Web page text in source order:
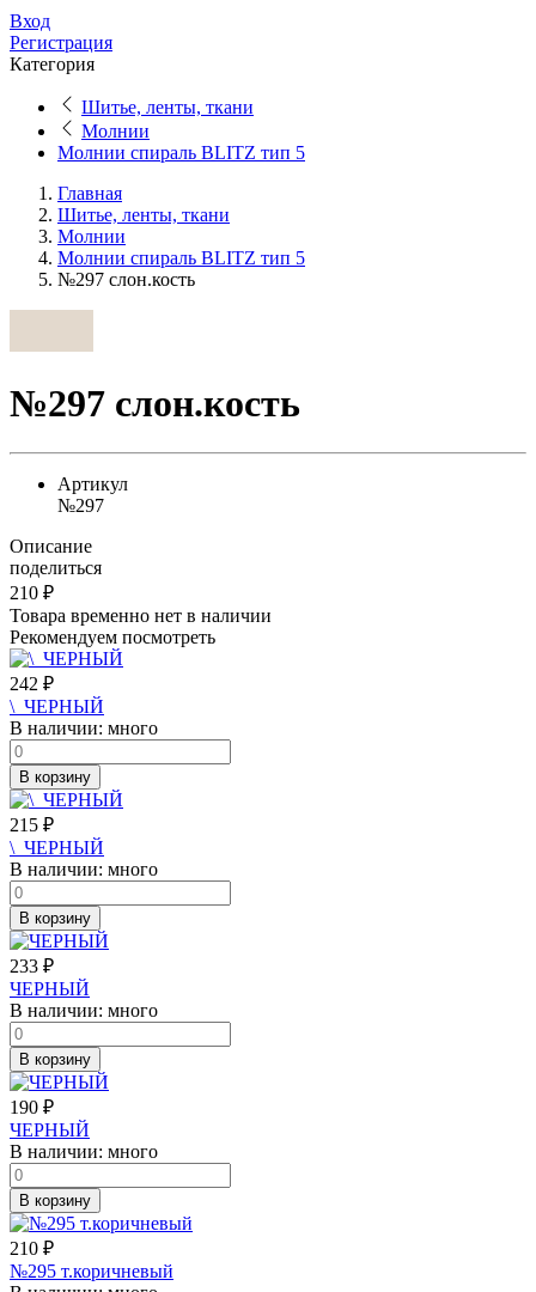
Вход
Регистрация
Категория
Шитье, ленты, ткани
Молнии
Молнии спираль BLITZ тип 5
Главная
Шитье, ленты, ткани
Молнии
Молнии спираль BLITZ тип 5
№297 слон.кость
№297 слон.кость
Артикул
№297
Описание
поделиться
210 ₽
Товара временно нет в наличии
Рекомендуем посмотреть
242 ₽
\_ЧЕРНЫЙ
В наличии: много
В корзину
215 ₽
\_ЧЕРНЫЙ
В наличии: много
В корзину
233 ₽
ЧЕРНЫЙ
В наличии: много
В корзину
190 ₽
ЧЕРНЫЙ
В наличии: много
В корзину
210 ₽
№295 т.коричневый